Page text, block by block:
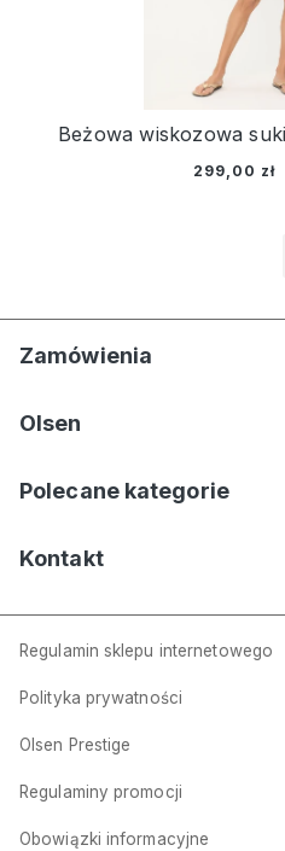
299,00 zł
Zamówienia
Olsen
Polecane kategorie
Kontakt
Regulamin sklepu internetowego
Polityka prywatności
Olsen Prestige
Regulaminy promocji
Obowiązki informacyjne